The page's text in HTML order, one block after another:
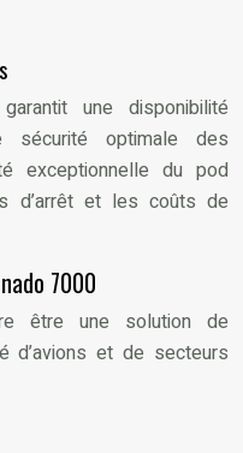
une disponibilité
sécurité optimale des
exceptionnelle du pod
d’arrêt et les coûts de
7000
être une solution de
d’avions et de secteurs